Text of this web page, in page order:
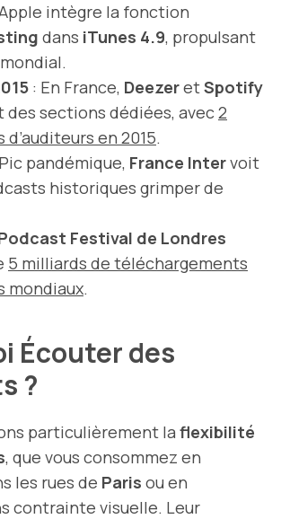
intègre la fonction
dans iTunes 4.9, propulsant
: En France, DeezeretSpotify
des sections dédiées, avec2
d’auditeurs en 2015.
pandémique, France Intervoit
historiques grimper de
Festival de Londres
5 milliards de téléchargements
mondiaux.
Écouter des
?
particulièrement la flexibilité
, que vous consommez en
les rues de Paris ou en
contrainte visuelle. Leur